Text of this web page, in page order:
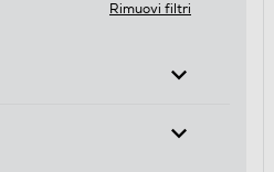
Rimuovi filtri